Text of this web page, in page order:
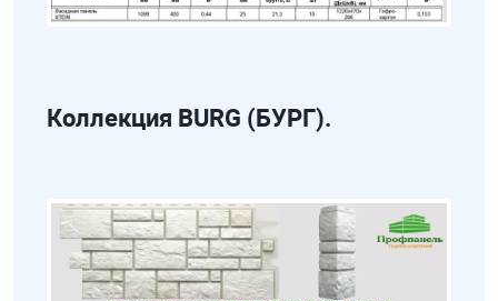
Коллекция BURG (БУРГ).